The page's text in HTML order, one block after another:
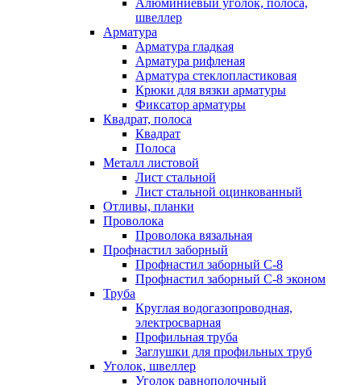
Алюминиевый уголок, полоса,
швеллер
Арматура
Арматура гладкая
Арматура рифленая
Арматура стеклопластиковая
Крюки для вязки арматуры
Фиксатор арматуры
Квадрат, полоса
Квадрат
Полоса
Металл листовой
Лист стальной
Лист стальной оцинкованный
Отливы, планки
Проволока
Проволока вязальная
Профнастил заборный
Профнастил заборный С-8
Профнастил заборный С-8 эконом
Труба
Круглая водогазопроводная,
электросварная
Профильная труба
Заглушки для профильных труб
Уголок, швеллер
Уголок равнополочный